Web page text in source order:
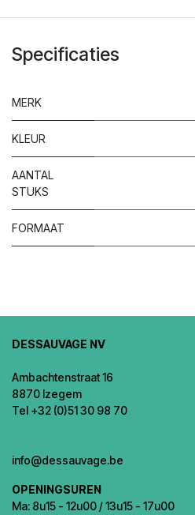
Specificaties
MERK
KLEUR
AANTAL
STUKS
FORMAAT
DESSAUVAGE NV
Ambachtenstraat 16
8870 Izegem
Tel +32 (0)51 30 98 70
info@dessauvage.be
OPENINGSUREN
Ma: 8u15 - 12u00 / 13u15 - 17u00